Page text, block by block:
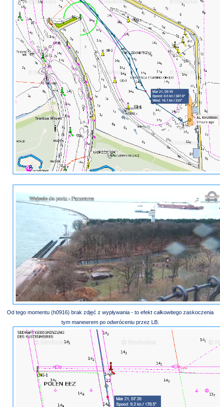
Od tego momentu (h0916) brak zdjęć z wypływania - to efekt całkowitego zaskoczenia
tym manewrem po odwróceniu przez LB.